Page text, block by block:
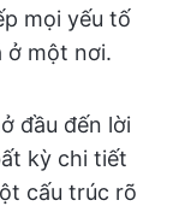
mọi yếu tố
ở một nơi.
đầu đến lời
kỳ chi tiết
cấu trúc rõ